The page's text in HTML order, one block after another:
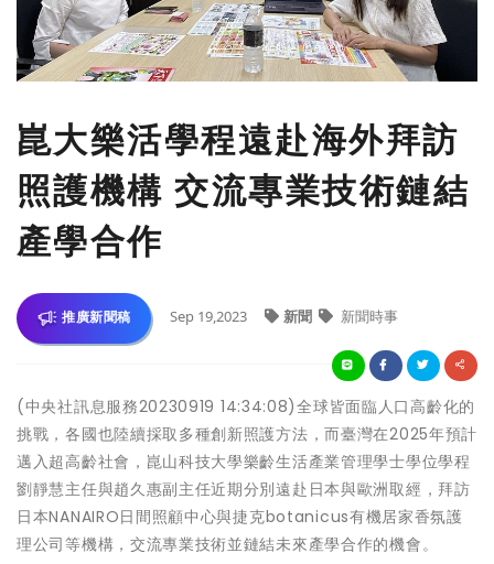
崑大樂活學程遠赴海外拜訪
照護機構 交流專業技術鏈結
產學合作
推廣新聞稿 Sep 19,2023 新聞 新聞時事
(中央社訊息服務20230919 14:34:08)全球皆面臨人口高齡化的
挑戰，各國也陸續採取多種創新照護方法，而臺灣在2025年預計
邁入超高齡社會，崑山科技大學樂齡生活產業管理學士學位學程
劉靜慧主任與趙久惠副主任近期分別遠赴日本與歐洲取經，拜訪
日本NANAIRO日間照顧中心與捷克botanicus有機居家香氛護
理公司等機構，交流專業技術並鏈結未來產學合作的機會。